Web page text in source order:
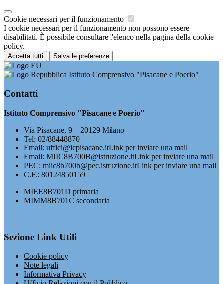
Cookie necessari per il funzionamento
I cookie necessari per il funzionamento non possono essere
disabilitati. È possibile consultare l'elenco nella pagina della cookie
policy.
Accetta tutti Salva le preferenze
Istituto Comprensivo "Pisacane e Poerio"
Contatti
Istituto Comprensivo "Pisacane e Poerio"
Via Pisacane, 9 – 20129 Milano
Tel: 02/88448870
Email: uffici@icpisacane.itLink per inviare una mail
Email: MIIC8B700B@istruzione.itLink per inviare una mail
PEC: miic8b700b@pec.istruzione.itLink per inviare una mail
C.F.: 80124850159
MIEE8B701D primaria
MIMM8B701C secondaria
Sezione Link Utili
Cookie policy
Note legali
Informativa Privacy